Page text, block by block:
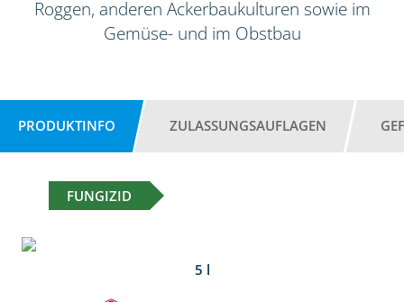
Roggen, anderen Ackerbaukulturen sowie im
Gemüse- und im Obstbau
PRODUKTINFO ZULASSUNGSAUFLAGEN
FUNGIZID
5 l